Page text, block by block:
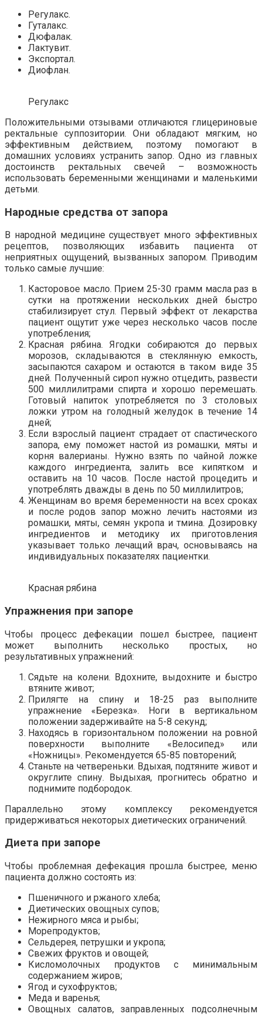
Регулакс.
Гуталакс.
Дюфалак.
Лактувит.
Экспортал.
Диофлан.
Регулакс
Положительными отзывами отличаются глицериновые
ректальные суппозитории. Они обладают мягким, но
эффективным действием, поэтому помогают в
домашних условиях устранить запор. Одно из главных
достоинств ректальных свечей – возможность
использовать беременными женщинами и маленькими
детьми.
Народные средства от запора
В народной медицине существует много эффективных
рецептов, позволяющих избавить пациента от
неприятных ощущений, вызванных запором. Приводим
только самые лучшие:
Касторовое масло. Прием 25-30 грамм масла раз в
сутки на протяжении нескольких дней быстро
стабилизирует стул. Первый эффект от лекарства
пациент ощутит уже через несколько часов после
употребления;
Красная рябина. Ягодки собираются до первых
морозов, складываются в стеклянную емкость,
засыпаются сахаром и остаются в таком виде 35
дней. Полученный сироп нужно отцедить, развести
500 миллилитрами спирта и хорошо перемешать.
Готовый напиток употребляется по 3 столовых
ложки утром на голодный желудок в течение 14
дней;
Если взрослый пациент страдает от спастического
запора, ему поможет настой из ромашки, мяты и
корня валерианы. Нужно взять по чайной ложке
каждого ингредиента, залить все кипятком и
оставить на 10 часов. После настой процедить и
употреблять дважды в день по 50 миллилитров;
Женщинам во время беременности на всех сроках
и после родов запор можно лечить настоями из
ромашки, мяты, семян укропа и тмина. Дозировку
ингредиентов и методику их приготовления
указывает только лечащий врач, основываясь на
индивидуальных показателях пациентки.
Красная рябина
Упражнения при запоре
Чтобы процесс дефекации пошел быстрее, пациент
может выполнить несколько простых, но
результативных упражнений:
Сядьте на колени. Вдохните, выдохните и быстро
втяните живот;
Прилягте на спину и 18-25 раз выполните
упражнение «Березка». Ноги в вертикальном
положении задерживайте на 5-8 секунд;
Находясь в горизонтальном положении на ровной
поверхности выполните «Велосипед» или
«Ножницы». Рекомендуется 65-85 повторений;
Станьте на четвереньки. Вдыхая, подтяните живот и
округлите спину. Выдыхая, прогнитесь обратно и
поднимите подбородок.
Параллельно этому комплексу рекомендуется
придерживаться некоторых диетических ограничений.
Диета при запоре
Чтобы проблемная дефекация прошла быстрее, меню
пациента должно состоять из:
Пшеничного и ржаного хлеба;
Диетических овощных супов;
Нежирного мяса и рыбы;
Морепродуктов;
Сельдерея, петрушки и укропа;
Свежих фруктов и овощей;
Кисломолочных продуктов с минимальным
содержанием жиров;
Ягод и сухофруктов;
Меда и варенья;
Овощных салатов, заправленных подсолнечным